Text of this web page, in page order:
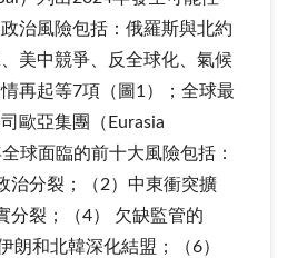
治風險包括：俄羅斯與北約
美中競爭、反全球化、氣候
再起等7項（圖1）；全球最
歐亞集團（Eurasia
球面臨的前十大風險包括：
治分裂；（2）中東衝突擴
分裂；（4） 欠缺監管的
朗和北韓深化結盟；（6）